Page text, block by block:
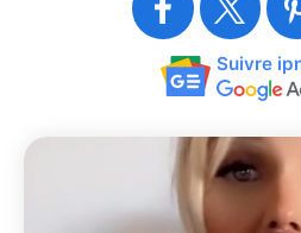
Suivre